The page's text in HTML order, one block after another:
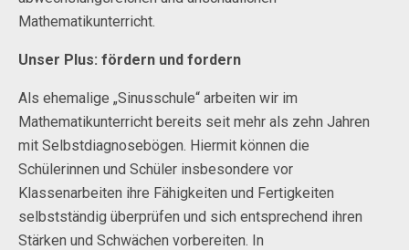
Mathematikunterricht.
Unser Plus: fördern und fordern
Als ehemalige „Sinusschule“ arbeiten wir im
Mathematikunterricht bereits seit mehr als zehn Jahren
mit Selbstdiagnosebögen. Hiermit können die
Schülerinnen und Schüler insbesondere vor
Klassenarbeiten ihre Fähigkeiten und Fertigkeiten
selbstständig überprüfen und sich entsprechend ihren
Stärken und Schwächen vorbereiten. In